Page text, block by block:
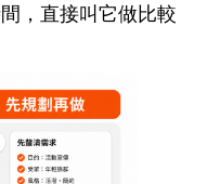
，直接叫它做比較